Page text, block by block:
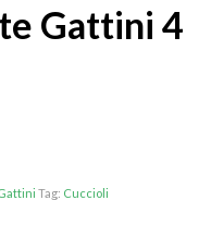
Gattini 4
Tag: Cuccioli